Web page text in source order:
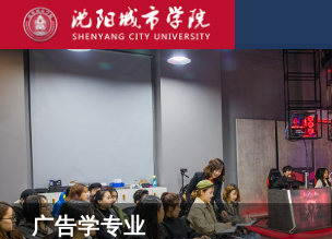
广告学专业